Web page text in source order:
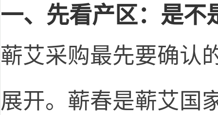
一、先看产区：是不
蕲艾采购最先要确认
展开。蕲春是蕲艾国